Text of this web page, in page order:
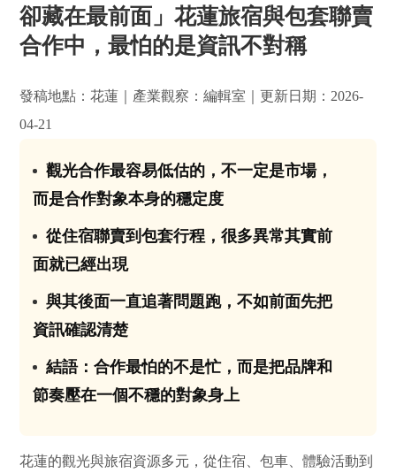
卻藏在最前面」花蓮旅宿與包套聯賣
合作中，最怕的是資訊不對稱
發稿地點：花蓮｜產業觀察：編輯室｜更新日期：2026-
04-21
觀光合作最容易低估的，不一定是市場，
而是合作對象本身的穩定度
從住宿聯賣到包套行程，很多異常其實前
面就已經出現
與其後面一直追著問題跑，不如前面先把
資訊確認清楚
結語：合作最怕的不是忙，而是把品牌和
節奏壓在一個不穩的對象身上
花蓮的觀光與旅宿資源多元，從住宿、包車、體驗活動到